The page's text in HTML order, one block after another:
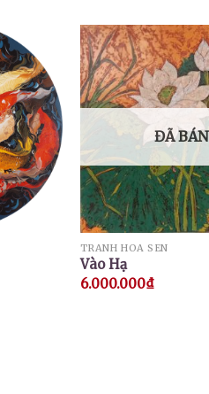
ĐÃ BÁN
TRANH HOA SEN
Vào Hạ
6.000.000₫